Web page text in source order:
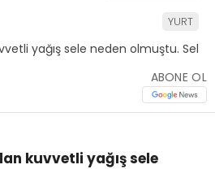
YURT
ABONE OL
kuvvetli yağış sele